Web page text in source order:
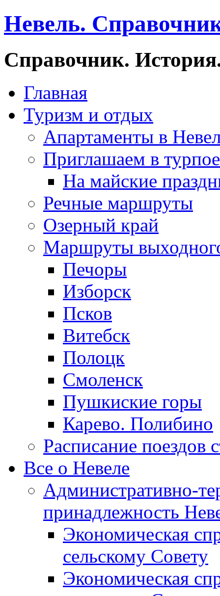
Невель.
Справочник.
Главная
Туризм и отдых
Апартаменты в
Приглашаем в
На майские
Речные маршруты
Озерный край
Маршруты
Печоры
Изборск
Псков
Витебск
Полоцк
Смоленск
Пушкиские горы
Карево. Полибино
Расписание поездов
Все о Невеле
Административно-
принадлежность
Экономическая
сельскому Совету
Экономическая